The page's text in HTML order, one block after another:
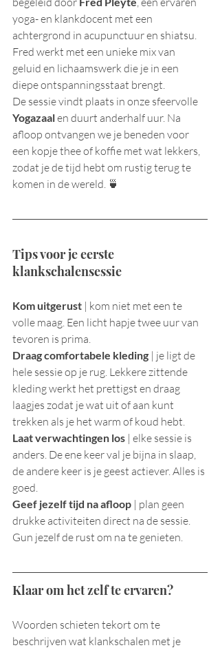
yoga- en klankdocent met een
achtergrond in acupunctuur en shiatsu.
Fred werkt met een unieke mix van
geluid en lichaamswerk die je in een
diepe ontspanningsstaat brengt.
De sessie vindt plaats in onze sfeervolle
Yogazaal en duurt anderhalf uur. Na
afloop ontvangen we je beneden voor
een kopje thee of koffie met wat lekkers,
zodat je de tijd hebt om rustig terug te
komen in de wereld. 🍵
Tips voor je eerste
klankschalensessie
Kom uitgerust | kom niet met een te
volle maag. Een licht hapje twee uur van
tevoren is prima.
Draag comfortabele kleding | je ligt de
hele sessie op je rug. Lekkere zittende
kleding werkt het prettigst en draag
laagjes zodat je wat uit of aan kunt
trekken als je het warm of koud hebt.
Laat verwachtingen los | elke sessie is
anders. De ene keer val je bijna in slaap,
de andere keer is je geest actiever. Alles is
goed.
Geef jezelf tijd na afloop | plan geen
drukke activiteiten direct na de sessie.
Gun jezelf de rust om na te genieten.
Klaar om het zelf te ervaren?
Woorden schieten tekort om te
beschrijven wat klankschalen met je